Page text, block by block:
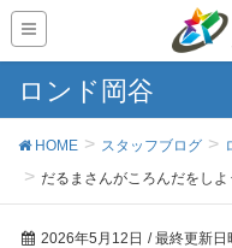
ロンド岡谷
HOME スタッフブログ
だるまさんがころんだをしよ
2026年5月12日 / 最終更新日